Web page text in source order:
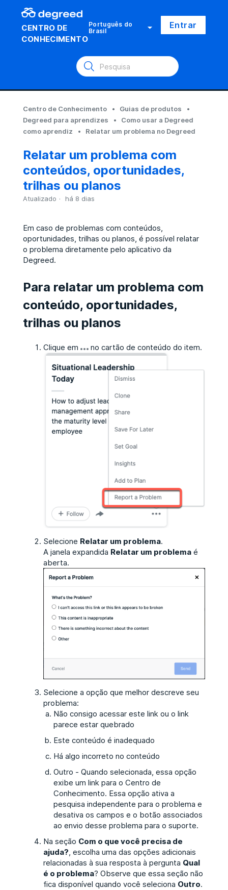
CENTRO DE
CONHECIMENTO
Português do
Brasil Entrar
Centro de Conhecimento
Guias de produtos
Degreed para aprendizes
Como usar a Degreed
como aprendiz
Relatar um problema no Degreed
Relatar um problema com
conteúdos, oportunidades,
trilhas ou planos
Atualizado há 8 dias
Em caso de problemas com conteúdos,
oportunidades, trilhas ou planos, é possível relatar
o problema diretamente pelo aplicativo da
Degreed.
Para relatar um problema com
conteúdo, oportunidades,
trilhas ou planos
Clique em no cartão de conteúdo do item.
Selecione Relatar um problema.
A janela expandida Relatar um problemaé
aberta.
Selecione a opção que melhor descreve seu
problema:
Não consigo acessar este link ou o link
parece estar quebrado
Este conteúdo é inadequado
Há algo incorreto no conteúdo
Outro - Quando selecionada, essa opção
exibe um link para o Centro de
Conhecimento. Essa opção ativa a
pesquisa independente para o problema e
desativa os campos e o botão associados
ao envio desse problema para o suporte.
Na seção Com o que você precisa de
ajuda?, escolha uma das opções adicionais
relacionadas à sua resposta à pergunta Qual
é o problema? Observe que essa seção não
fica disponível quando você seleciona Outro.